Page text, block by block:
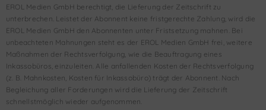
EROL Medien GmbH berechtigt, die Lieferung der Zeitschrift zu
unterbrechen. Leistet der Abonnent keine fristgerechte Zahlung, wird die
EROL Medien GmbH den Abonnenten unter Fristsetzung mahnen. Bei
unbeachteten Mahnungen steht es der EROL Medien GmbH frei, weitere
Maßnahmen der Rechtsverfolgung, wie die Beauftragung eines
Inkassobüros, einzuleiten. Alle anfallenden Kosten der Rechtsverfolgung
(z. B. Mahnkosten, Kosten für Inkassobüro) trägt der Abonnent. Nach
Begleichung aller Forderungen wird die Lieferung der Zeitschrift
schnellstmöglich wieder aufgenommen.